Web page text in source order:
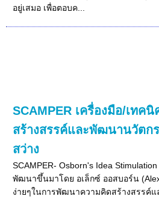
อยู่เสมอ เพื่อตอบค...
SCAMPER เครื่องมือ/เทค
สร้างสรรค์และพัฒนานวัตก
สว่าง
SCAMPER- Osborn's Idea
พัฒนาขึ้นมาโดย อเล็กซ์ ออสบอร์น
ง่ายๆในการพัฒนาความคิดสร้างสรร